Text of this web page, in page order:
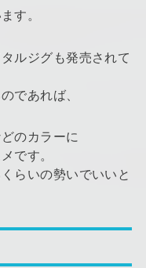
す。
ルジグも発売されて
であれば、
のカラーに
です。
らいの勢いでいいと